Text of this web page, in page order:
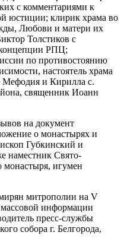
с комментариями к
юстиции; клирик храма во
Любови и матери их
Толстиков с
концепции РПЦ;
по противостоянию
настоятель храма
Мефодия и Кирилла с.
священник Иоанн
на документ
о монастырях и
Губкинский и
наместник Свято-
монастыря, игумен
митрополии на V
массовой информации
пресс-службы
собора г. Белгорода,